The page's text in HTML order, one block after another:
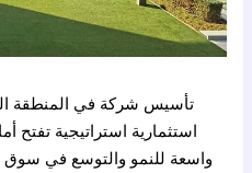
تأسيس شركة في المنطقة
استثمارية استراتيجية تفتح
واسعة للنمو والتوسع في سوق